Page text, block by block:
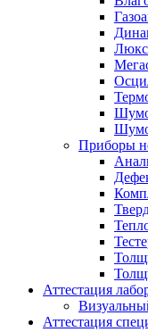
Приборы
Аттестация
Аттестация